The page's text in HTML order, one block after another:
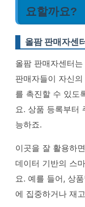
요할까요?
올팜 판매자센
올팜 판매자센터
판매자들이 자신
를 촉진할 수 있도
요. 상품 등록부터
능하죠.
이곳을 잘 활용하
데이터 기반의 스
요. 예를 들어, 상
에 집중하거나 재